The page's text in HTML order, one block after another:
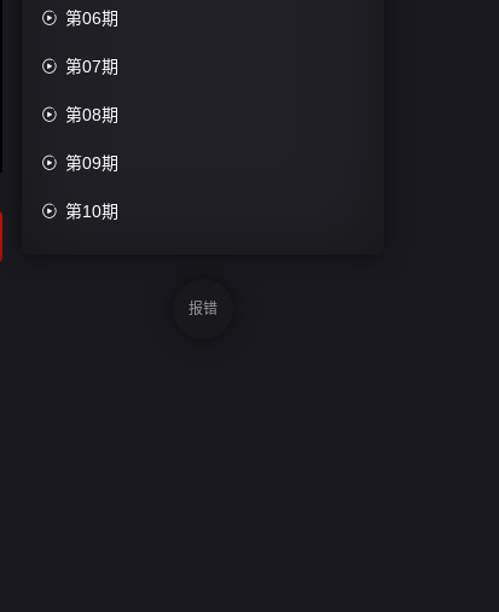
 第06期
 第07期
 第08期
 第09期
 第10期
报错